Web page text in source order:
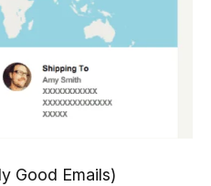
Good Emails)